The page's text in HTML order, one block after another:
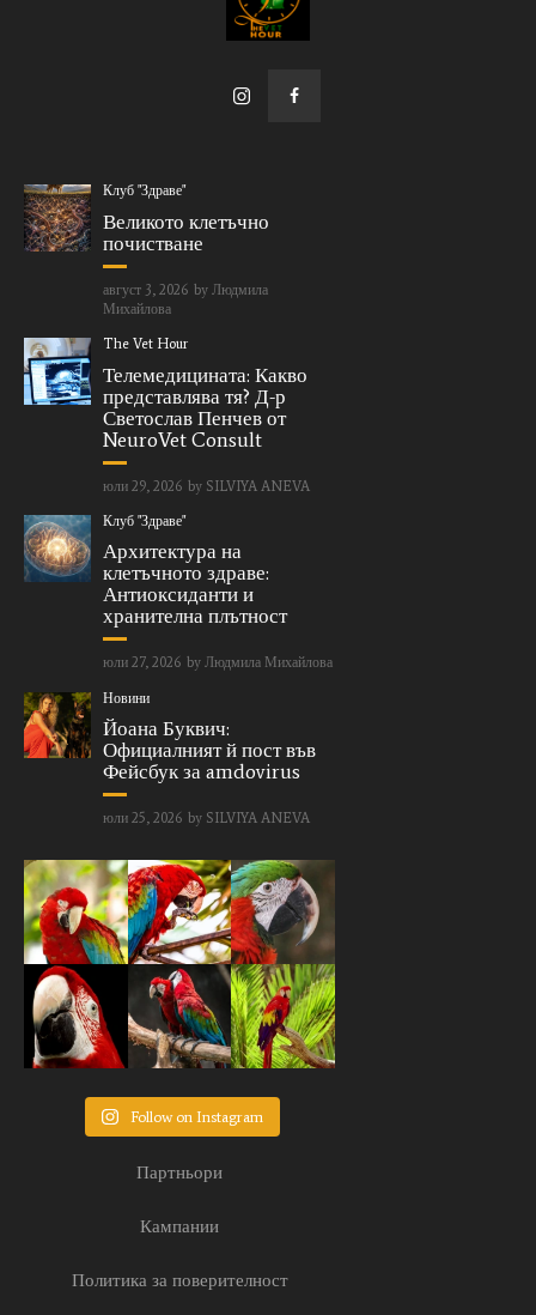
Клуб "Здраве"
Великото клетъчно
почистване
август 3, 2026 by Людмила
Михайлова
The Vet Hour
Телемедицината: Какво
представлява тя? Д-р
Светослав Пенчев от
NeuroVet Consult
юли 29, 2026 by SILVIYA ANEVA
Клуб "Здраве"
Архитектура на
клетъчното здраве:
Антиоксиданти и
хранителна плътност
юли 27, 2026 by Людмила Михайлова
Новини
Йоана Буквич:
Официалният й пост във
Фейсбук за amdovirus
юли 25, 2026 by SILVIYA ANEVA
Follow on Instagram
Партньори
Кампании
Политика за поверителност